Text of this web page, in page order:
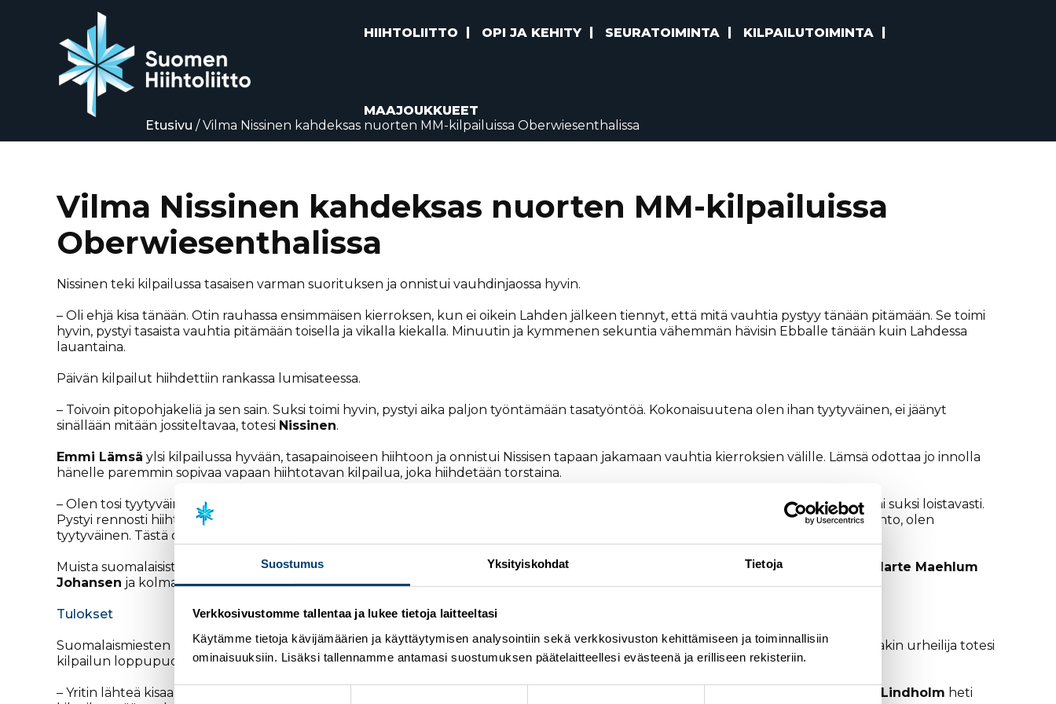
Suostumus Yksityiskohdat Tietoja
Verkkosivustomme tallentaa ja lukee tietoja laitteeltasi
Käytämme tietoja kävijämäärien ja käyttäytymisen analysointiin sekä verkkosivuston kehittämiseen ja toiminnallisiin
ominaisuuksiin. Lisäksi tallennamme antamasi suostumuksen päätelaitteellesi evästeenä ja erilliseen rekisteriin.
HIIHTOLIITTO OPI JA KEHITY SEURATOIMINTA KILPAILUTOIMINTA
MAAJOUKKUEET
Etusivu /Vilma Nissinen kahdeksas nuorten MM-kilpailuissa Oberwiesenthalissa
Vilma Nissinen kahdeksas nuorten MM-kilpailuissa
Oberwiesenthalissa
Nissinen teki kilpailussa tasaisen varman suorituksen ja onnistui vauhdinjaossa hyvin.
– Oli ehjä kisa tänään. Otin rauhassa ensimmäisen kierroksen, kun ei oikein Lahden jälkeen tiennyt, että mitä vauhtia pystyy tänään pitämään. Se toimi
hyvin, pystyi tasaista vauhtia pitämään toisella ja vikalla kiekalla. Minuutin ja kymmenen sekuntia vähemmän hävisin Ebballe tänään kuin Lahdessa
lauantaina.
Päivän kilpailut hiihdettiin rankassa lumisateessa.
– Toivoin pitopohjakeliä ja sen sain. Suksi toimi hyvin, pystyi aika paljon työntämään tasatyöntöä. Kokonaisuutena olen ihan tyytyväinen, ei jäänyt
sinällään mitään jossiteltavaa, totesi Nissinen.
Emmi Lämsä ylsi kilpailussa hyvään, tasapainoiseen hiihtoon ja onnistui Nissisen tapaan jakamaan vauhtia kierroksien välille. Lämsä odottaa jo innolla
hänelle paremmin sopivaa vapaan hiihtotavan kilpailua, joka hiihdetään torstaina.
– Olen tosi tyytyväinen tämän päivän hiihtoon. Perinteinen ei ole ikinä ollut mulle se parempi tyyli. Pitopohjalla hiihdettiin, itsellä toimi suksi loistavasti.
Pystyi rennosti hiihtämään. Vähän jännitti, että lähdinkö liian kovaa, mutta hyvin sain jaettua vauhdin kierroksille. Nousujohteinen hiihto, olen
tyytyväinen. Tästä on hyvä jatkaa torstain yhteislähtöön, pohti
Muista suomalaisista Anni Alakoskioli 28:s ja 44:s. RuotsinEbba Andersson hiihti kilpailun voittoon. Toinen oli Norjan
Marte Maehlum
Johansen ja kolmas RuotsinEmma Ribom.
Tulokset
Suomalaismiesten parhaasta sijoituksesta vastasiRemi Lindholm, joka hiihti sijalle 26. Lindolm nosti kisan edetessä sijoitustaan, vaikkakin urheilija totesi
kilpailun loppupuoliskon olleen vaikea.
– Yritin lähteä kisaan vähän rauhallisemmin, mutta tuli väsy parin kierroksen jälkeen ja mietin, että miten tästä selviää maaliin, kertasi Lindholm heti